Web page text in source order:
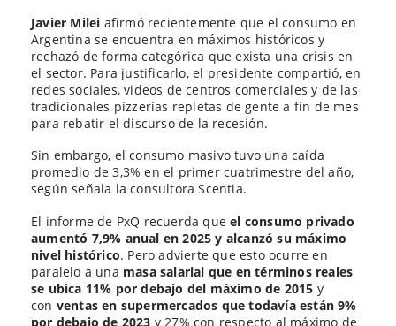
Javier Milei afirmó recientemente que el consumo en
Argentina se encuentra en máximos históricos y
rechazó de forma categórica que exista una crisis en
el sector. Para justificarlo, el presidente compartió, en
redes sociales, videos de centros comerciales y de las
tradicionales pizzerías repletas de gente a fin de mes
para rebatir el discurso de la recesión.
Sin embargo, el consumo masivo tuvo una caída
promedio de 3,3% en el primer cuatrimestre del año,
según señala la consultora Scentia.
El informe de PxQ recuerda queel consumo privado
aumentó 7,9% anual en 2025 y alcanzó su máximo
nivel histórico. Pero advierte que esto ocurre en
paralelo a una masa salarial que en términos reales
se ubica 11% por debajo del máximo de 2015 y
con ventas en supermercados que todavía están 9%
por debajo de 2023 y 27% con respecto al máximo de